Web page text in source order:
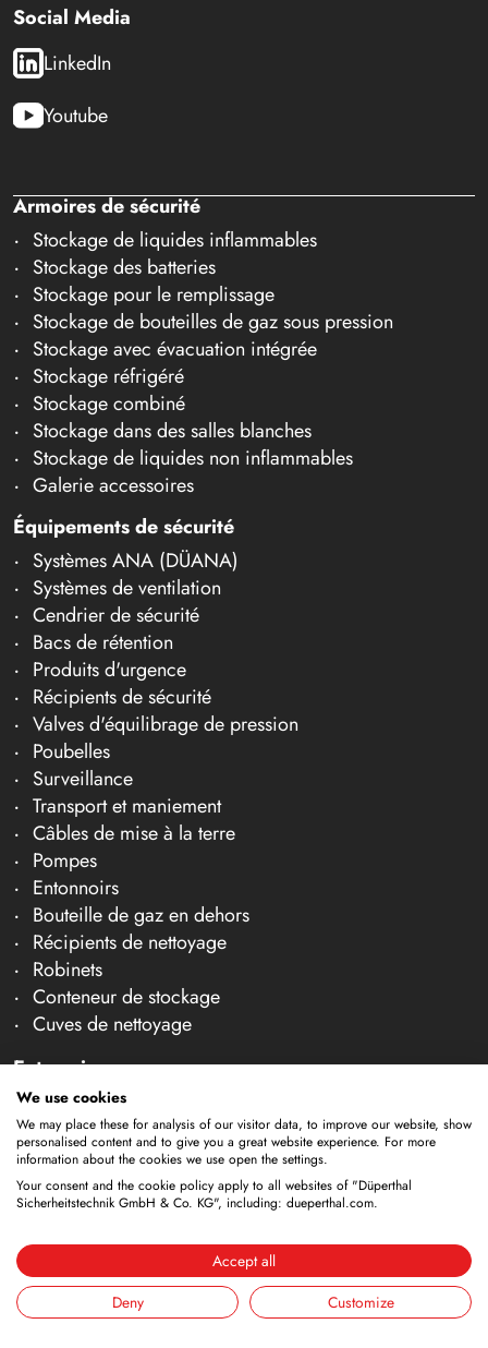
Social Media
LinkedIn
Youtube
Armoires de sécurité
Stockage de liquides inflammables
Stockage des batteries
Stockage pour le remplissage
Stockage de bouteilles de gaz sous pression
Stockage avec évacuation intégrée
Stockage réfrigéré
Stockage combiné
Stockage dans des salles blanches
Stockage de liquides non inflammables
Galerie accessoires
Équipements de sécurité
Systèmes ANA (DÜANA)
Systèmes de ventilation
Cendrier de sécurité
Bacs de rétention
Produits d'urgence
Récipients de sécurité
Valves d'équilibrage de pression
Poubelles
Surveillance
Transport et maniement
Câbles de mise à la terre
Pompes
Entonnoirs
Bouteille de gaz en dehors
Récipients de nettoyage
Robinets
Conteneur de stockage
Cuves de nettoyage
Entreprise
À propos de nous
Équipe
Carrière
Salons
Actualités et articles techniques
Contact et conseil
Contrôle et maintenance
Conseil
We use cookies
We may place these for analysis of our visitor data, to improve our website, show
personalised content and to give you a great website experience. For more
information about the cookies we use open the settings.
Your consent and the cookie policy apply to all websites of "Düperthal
Sicherheitstechnik GmbH & Co. KG", including: dueperthal.com.
Accept all
Deny
Customize